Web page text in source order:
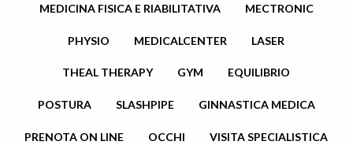
MEDICINA FISICA E RIABILITATIVA MECTRONIC
PHYSIO MEDICALCENTER LASER
THEAL THERAPY GYM EQUILIBRIO
POSTURA SLASHPIPE GINNASTICA MEDICA
PRENOTA ON LINE OCCHI VISITA SPECIALISTICA